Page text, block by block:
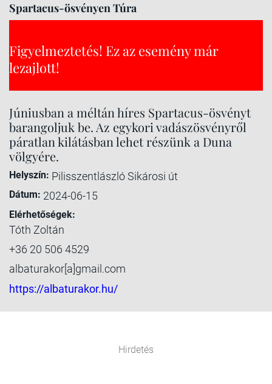
Spartacus-ösvényen Túra
Figyelmeztetés! Ez az esemény már
lezajlott!
Júniusban a méltán híres Spartacus-ösvényt
barangoljuk be. Az egykori vadászösvényről
páratlan kilátásban lehet részünk a Duna
völgyére.
Helyszín: Pilisszentlászló Sikárosi út
Dátum: 2024-06-15
Elérhetőségek:
Tóth Zoltán
+36 20 506 4529
albaturakor[a]gmail.com
https://albaturakor.hu/
Hirdetés